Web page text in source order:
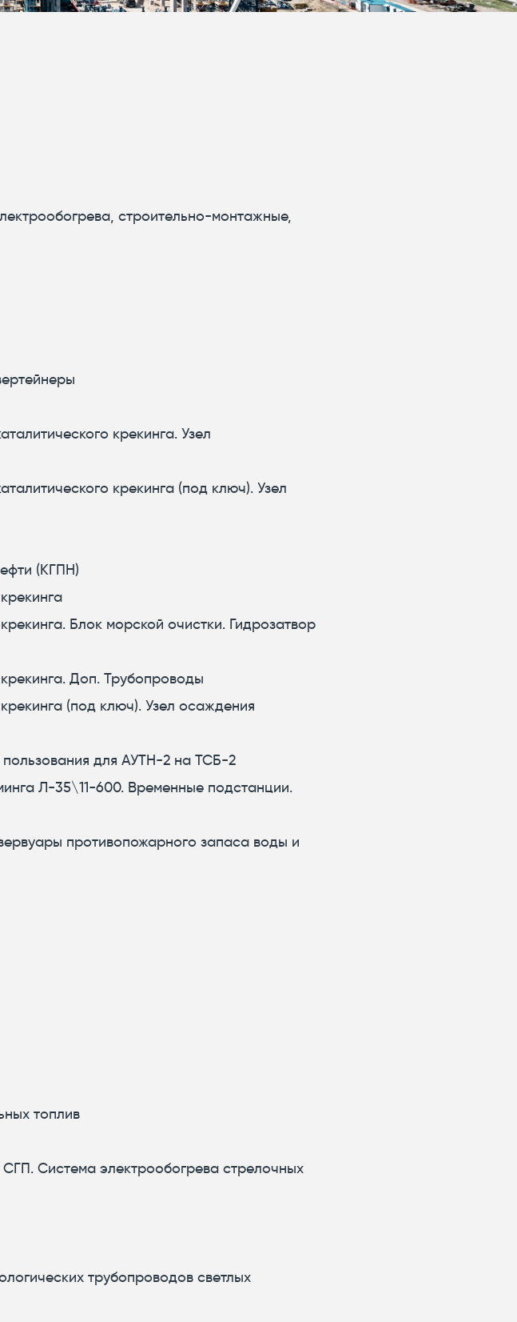
строительно-монтажные,
крекинга. Узел
крекинга (под ключ). Узел
(КГПН)
Блок морской очистки. Гидрозатвор
Доп. Трубопроводы
(под ключ). Узел осаждения
для АУТН-2 на ТСБ-2
Л-35\11-600. Временные подстанции.
противопожарного запаса воды и
топлив
Система электрообогрева стрелочных
трубопроводов светлых